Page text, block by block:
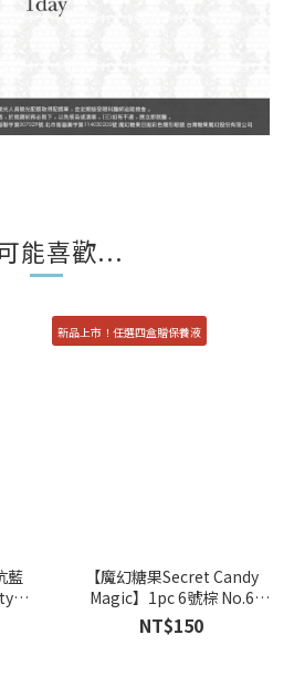
能喜歡...
藍
新品上市！任選四盒贈保養液
【魔幻糖果Secret Candy
Magic】1pc 6號棕 No.6
Brown 彩色月拋
NT$150